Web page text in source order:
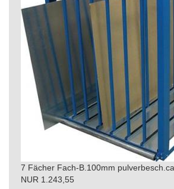
7 Fächer Fach-B.100mm
NUR 1.243,55